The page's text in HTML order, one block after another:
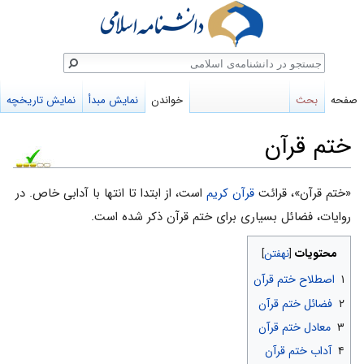
ختم قرآن
پرش
به
ناوبری
پرش
به
جستجو
«ختم قرآن»، قرائت قرآن کریم است، از ابتدا تا انتها با آدابى خاص. در
روایات، فضائل بسیارى براى ختم قرآن ذکر شده است.
محتویات
۱ اصطلاح ختم قرآن
۲ فضائل ختم قرآن
۳ معادل ختم قرآن
۴ آداب ختم قرآن
صفحه بحث خواندن نمایش مبدأ نمایش تاریخچه
جستجو